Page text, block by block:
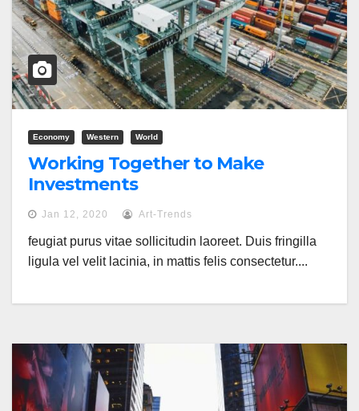
Economy Western World
Working Together to Make
Investments
Jan 12, 2020 Art-Trends
feugiat purus vitae sollicitudin laoreet. Duis fringilla
ligula vel velit lacinia, in mattis felis consectetur....